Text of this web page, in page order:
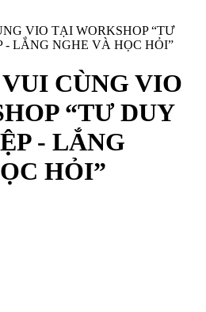
VIO TẠI WORKSHOP “TƯ
- LẮNG NGHE VÀ HỌC HỎI”
CÙNG VIO
“TƯ DUY
- LẮNG
HỎI”